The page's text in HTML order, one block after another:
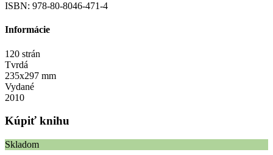
ISBN: 978-80-8046-471-4
Informácie
120 strán
Tvrdá
235x297 mm
Vydané
2010
Kúpiť knihu
Skladom